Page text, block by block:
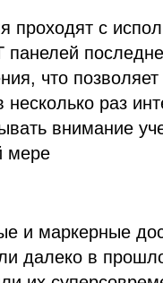
проходят с
панелей
что
несколько раз
внимание
мере
и маркерные
далеко в